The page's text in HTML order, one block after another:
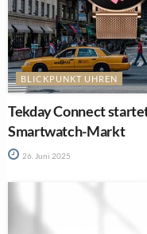
BLICKPUNKT UHREN
Tekday Connect
Smartwatch-Markt
26. Juni 2025